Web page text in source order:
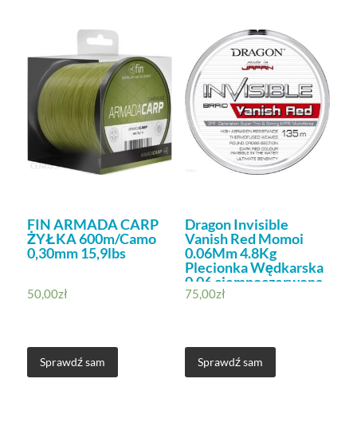
FIN ARMADA CARP
ŻYŁKA 600m/Camo
0,30mm 15,9lbs
50,00zł
Sprawdź sam
Dragon Invisible
Vanish Red Momoi
0.06Mm 4.8Kg
Plecionka Wędkarska
0,06 ciemnoczerwona
75,00zł
Sprawdź sam